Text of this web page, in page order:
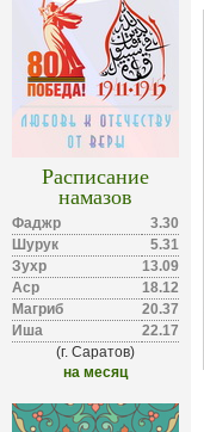
Расписание
намазов
Фаджр
3.30
Шурук
5.31
Зухр
13.09
Аср
18.12
Магриб
20.37
Иша
22.17
(г. Саратов)
на месяц